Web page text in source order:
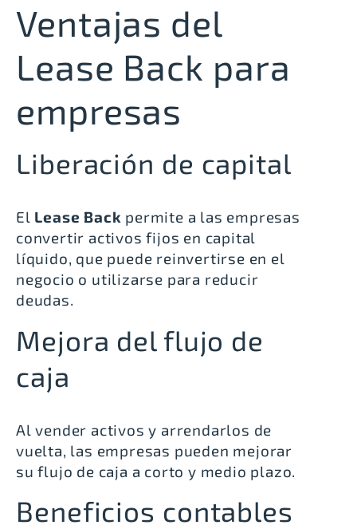
Ventajas del
Lease Back para
empresas
Liberación de capital
El Lease Back permite a las empresas
convertir activos fijos en capital
líquido, que puede reinvertirse en el
negocio o utilizarse para reducir
deudas.
Mejora del flujo de
caja
Al vender activos y arrendarlos de
vuelta, las empresas pueden mejorar
su flujo de caja a corto y medio plazo.
Beneficios contables